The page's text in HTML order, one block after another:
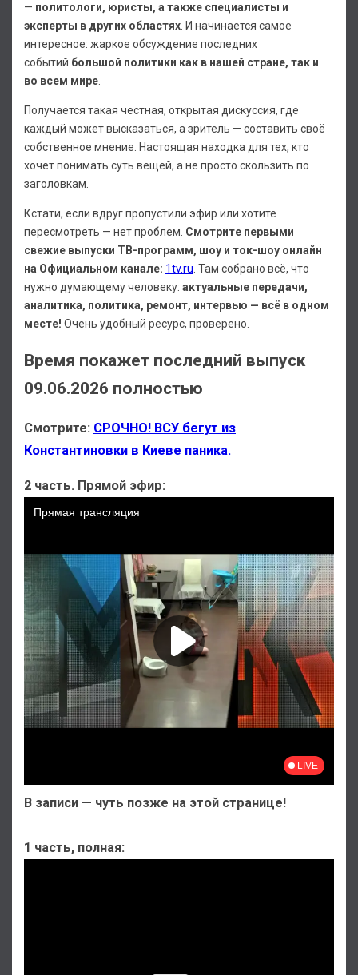
— политологи, юристы, а также специалисты и
эксперты в других областях . И начинается самое
интересное: жаркое обсуждение последних
событий большой политики как в нашей стране, так и
во всем мире
Получается такая честная, открытая дискуссия, где
каждый может высказаться, а зритель — составить своё
собственное мнение. Настоящая находка для тех, кто
хочет понимать суть вещей, а не просто скользить по
заголовкам.
Кстати, если вдруг пропустили эфир или хотите
пересмотреть — нет проблем. Смотрите первыми
свежие выпуски ТВ-программ, шоу и ток-шоу онлайн
на Официальном канале: 1tv.ru . Там собрано всё, что
нужно думающему человеку: актуальные передачи,
аналитика, политика, ремонт, интервью — всё в одном
месте! Очень удобный ресурс, проверено.
Время покажет последний выпуск
09.06.2026 полностью
Смотрите: СРОЧНО! ВСУ бегут из
Константиновки в Киеве паника.
2 часть. Прямой эфир:
В записи — чуть позже на этой странице!
1 часть, полная: